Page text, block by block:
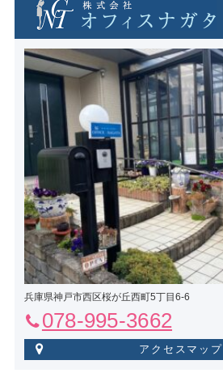
兵庫県神戸市西区桜が丘西町5丁目6-6
078-995-3662
アクセスマップ